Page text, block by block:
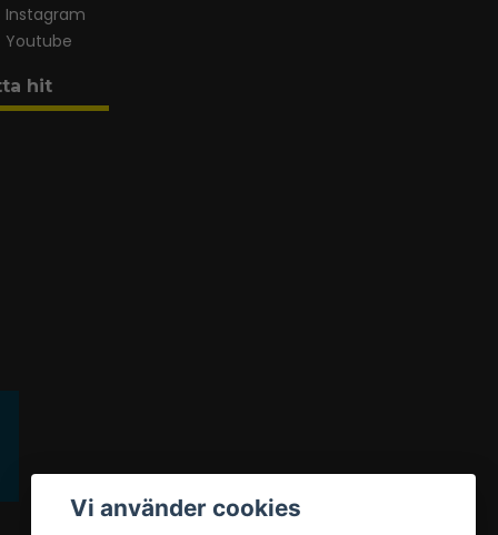
Instagram
Youtube
hit
Vi använder cookies